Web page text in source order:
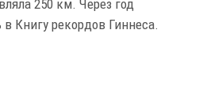
250 км. Через год
Книгу рекордов Гиннеса.